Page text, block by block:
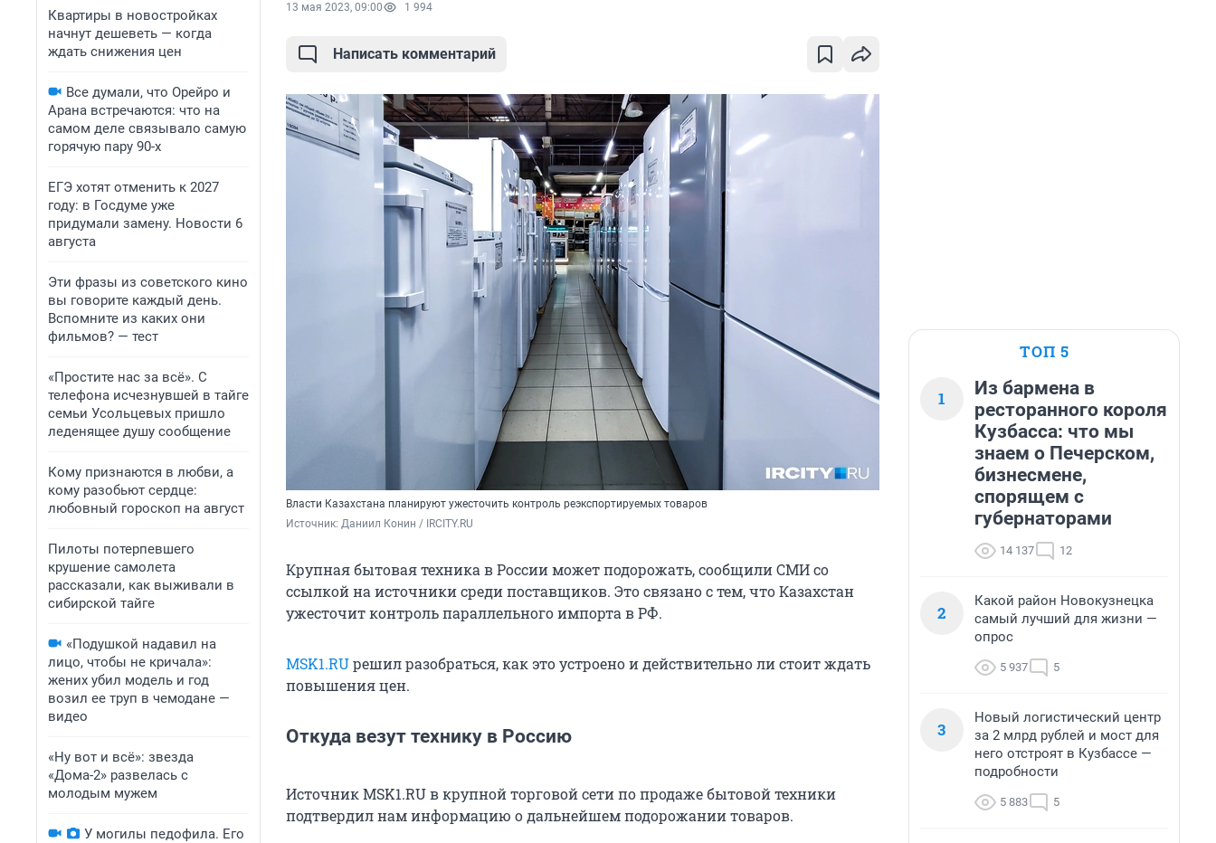
Квартиры в новостройках
начнут дешеветь — когда
ждать снижения цен
Все думали, что Орейро и
Арана встречаются: что на
самом деле связывало самую
горячую пару 90-х
ЕГЭ хотят отменить к 2027
году: в Госдуме уже
придумали замену. Новости 6
августа
Эти фразы из советского кино
вы говорите каждый день.
Вспомните из каких они
фильмов? — тест
«Простите нас за всё». С
телефона исчезнувшей в тайге
семьи Усольцевых пришло
леденящее душу сообщение
Кому признаются в любви, а
кому разобьют сердце:
любовный гороскоп на август
Пилоты потерпевшего
крушение самолета
рассказали, как выживали в
сибирской тайге
«Подушкой надавил на
лицо, чтобы не кричала»:
жених убил модель и год
возил ее труп в чемодане —
видео
«Ну вот и всё»: звезда
«Дома-2» развелась с
молодым мужем
У могилы педофила. Его
13 мая 2023, 09:00 1 994
Написать комментарий
Власти Казахстана планируют ужесточить контроль реэкспортируемых товаров
Источник: Даниил Конин / IRCITY.RU
Крупная бытовая техника в России может подорожать, сообщили СМИ со
ссылкой на источники среди поставщиков. Это связано с тем, что Казахстан
ужесточит контроль параллельного импорта в РФ.
МSK1.RUрешил разобраться, как это устроено и действительно ли стоит ждать
повышения цен.
Откуда везут технику в Россию
Источник MSK1.RU в крупной торговой сети по продаже бытовой техники
подтвердил нам информацию о дальнейшем подорожании товаров.
ТОП 5
1
Из бармена в
ресторанного короля
Кузбасса: что мы
знаем о Печерском,
бизнесмене,
спорящем с
губернаторами
14 137 12
2
Какой район Новокузнецка
самый лучший для жизни —
опрос
5 937 5
3
Новый логистический центр
за 2 млрд рублей и мост для
него отстроят в Кузбассе —
подробности
5 883 5